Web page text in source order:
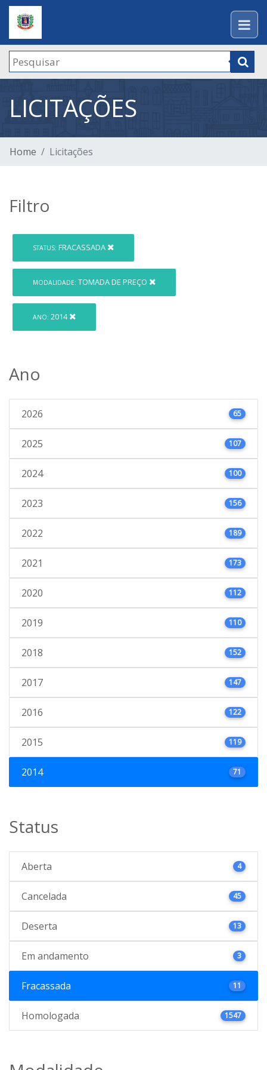
LICITAÇÕES
Home Licitações
Filtro
STATUS: FRACASSADA
MODALIDADE: TOMADA DE PREÇO
ANO: 2014
Ano
2026 65
2025 107
2024 100
2023 156
2022 189
2021 173
2020 112
2019 110
2018 152
2017 147
2016 122
2015 119
2014 71
Status
Aberta 4
Cancelada 45
Deserta 13
Em andamento 3
Fracassada 11
Homologada 1547